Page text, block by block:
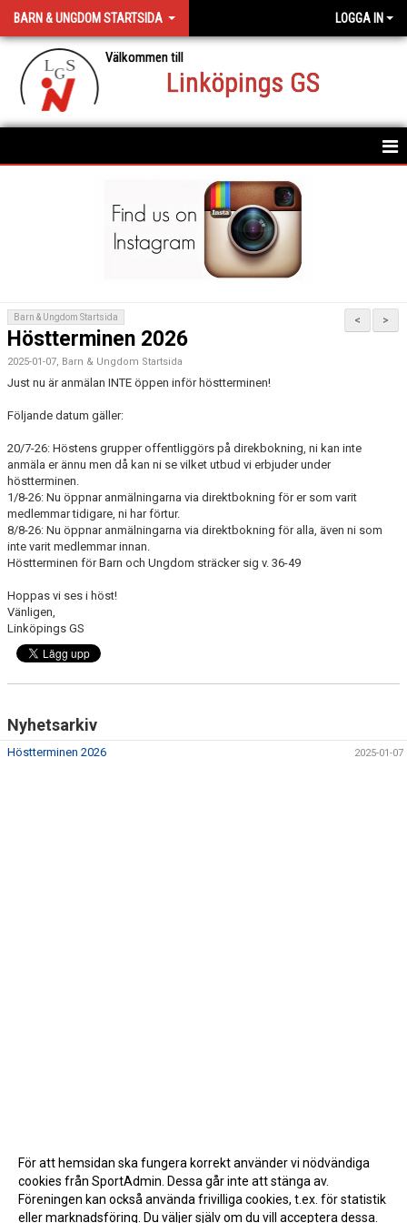
BARN & UNGDOM STARTSIDA LOGGA IN
Linköpings GS
Välkommen till
>
<
Barn & Ungdom Startsida
Höstterminen 2026
2025-01-07, Barn & Ungdom Startsida
Just nu är anmälan INTE öppen inför höstterminen!
Följande datum gäller:
20/7-26: Höstens grupper offentliggörs på direkbokning, ni kan inte
anmäla er ännu men då kan ni se vilket utbud vi erbjuder under
höstterminen.
1/8-26: Nu öppnar anmälningarna via direktbokning för er som varit
medlemmar tidigare, ni har förtur.
8/8-26: Nu öppnar anmälningarna via direktbokning för alla, även ni som
inte varit medlemmar innan.
Höstterminen för Barn och Ungdom sträcker sig v. 36-49
Hoppas vi ses i höst!
Vänligen,
Linköpings GS
Nyhetsarkiv
Höstterminen 2026 2025-01-07
För att hemsidan ska fungera korrekt använder vi nödvändiga
cookies från SportAdmin. Dessa går inte att stänga av.
Föreningen kan också använda frivilliga cookies, t.ex. för statistik
eller marknadsföring. Du väljer själv om du vill acceptera dessa.